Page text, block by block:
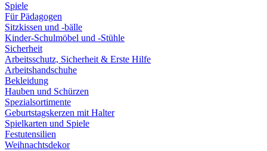
Spiele
Für Pädagogen
Sitzkissen und -bälle
Kinder-Schulmöbel und -Stühle
Sicherheit
Arbeitsschutz, Sicherheit & Erste Hilfe
Arbeitshandschuhe
Bekleidung
Hauben und Schürzen
Spezialsortimente
Geburtstagskerzen mit Halter
Spielkarten und Spiele
Festutensilien
Weihnachtsdekor